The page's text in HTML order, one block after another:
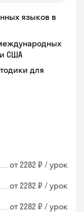
языков в
США
для
от 2282 ₽ / урок
от 2282 ₽ / урок
от 2282 ₽ / урок